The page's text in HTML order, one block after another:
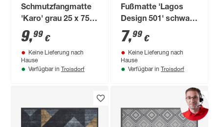
Schmutzfangmatte
'Karo' grau 25 x 75
cm
9,99 €
Keine Lieferung nach
Hause
Verfügbar in Troisdorf
Fußmatte 'Lagos
Design 501' schwarz
45 x 75 cm
7,99 €
Keine Lieferung nach
Hause
Verfügbar in Troisdorf